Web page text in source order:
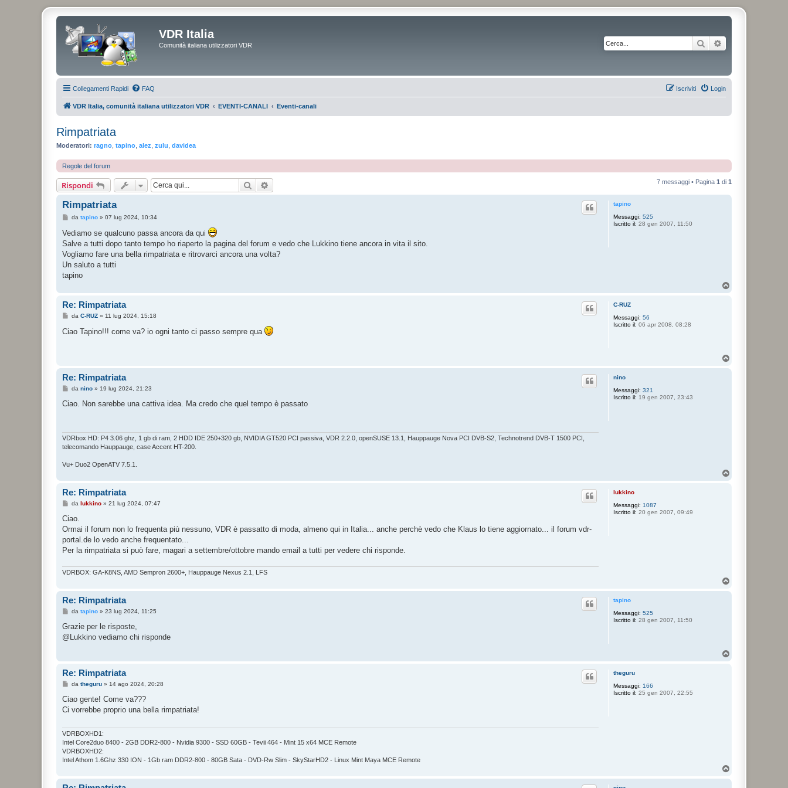
VDR Italia
Comunità italiana utilizzatori VDR Cerca
Collegamenti Rapidi FAQ Login
Iscriviti
VDR Italia, comunità italiana utilizzatori VDR EVENTI-CANALI Eventi-canali
Rimpatriata
Moderatori: ragno tapino alez zulu davidea
Regole del forum
Rispondi Cerca 7 messaggi • Pagina 1 di 1
tapino
Messaggi: 525
Iscritto il: 28 gen 2007, 11:50
Rimpatriata
M
s
s
a
g
g
i
o
da tapino» 07 lug 2024, 10:34
Vediamo se qualcuno passa ancora da qui
Salve a tutti dopo tanto tempo ho riaperto la pagina del forum e vedo che Lukkino tiene ancora in vita il sito.
Vogliamo fare una bella rimpatriata e ritrovarci ancora una volta?
Un saluto a tutti
tapino
C-RUZ
Messaggi: 56
Iscritto il: 06 apr 2008, 08:28
Re: Rimpatriata
M
s
s
da C-RUZ» 11 lug 2024, 15:18
Ciao Tapino!!! come va? io ogni tanto ci passo sempre qua
nino
Messaggi: 321
Iscritto il: 19 gen 2007, 23:43
Re: Rimpatriata
M
s
i
da nino» 19 lug 2024, 21:23
Ciao. Non sarebbe una cattiva idea. Ma credo che quel tempo è passato
VDRbox HD: P4 3.06 ghz, 1 gb di ram, 2 HDD IDE 250+320 gb, NVIDIA GT520 PCI passiva, VDR 2.2.0, openSUSE 13.1, Hauppauge Nova PCI DVB-S2, Technotrend DVB-T 1500 PCI,
telecomando Hauppauge, case Accent HT-200.
Vu+ Duo2 OpenATV 7.5.1.
lukkino
Messaggi: 1087
Iscritto il: 20 gen 2007, 09:49
Re: Rimpatriata
M
s
a
g
i
da lukkino» 21 lug 2024, 07:47
Ciao.
Ormai il forum non lo frequenta più nessuno, VDR è passatto di moda, almeno qui in Italia... anche perchè vedo che Klaus lo tiene aggiornato... il forum vdr-
portal.de lo vedo anche frequentato...
Per la rimpatriata si può fare, magari a settembre/ottobre mando email a tutti per vedere chi risponde.
VDRBOX: GA-K8NS, AMD Sempron 2600+, Hauppauge Nexus 2.1, LFS
tapino
Messaggi: 525
Iscritto il: 28 gen 2007, 11:50
Re: Rimpatriata
M
s
a
i
da tapino» 23 lug 2024, 11:25
Grazie per le risposte,
@Lukkino vediamo chi risponde
theguru
Messaggi: 166
Iscritto il: 25 gen 2007, 22:55
Re: Rimpatriata
M
s
a
i
o
da theguru» 14 ago 2024, 20:28
Ciao gente! Come va???
Ci vorrebbe proprio una bella rimpatriata!
VDRBOXHD1:
Intel Core2duo 8400 - 2GB DDR2-800 - Nvidia 9300 - SSD 60GB - Tevii 464 - Mint 15 x64 MCE Remote
VDRBOXHD2:
Intel Athom 1.6Ghz 330 ION - 1Gb ram DDR2-800 - 80GB Sata - DVD-Rw Slim - SkyStarHD2 - Linux Mint Maya MCE Remote